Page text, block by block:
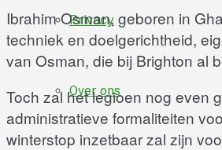
Privacy
Over ons
Ibrahim Osman, geboren in
techniek en doelgerichtheid,
van Osman, die bij Brighton al
Toch zal het legioen nog even
administratieve formaliteiten
winterstop inzetbaar zal zijn